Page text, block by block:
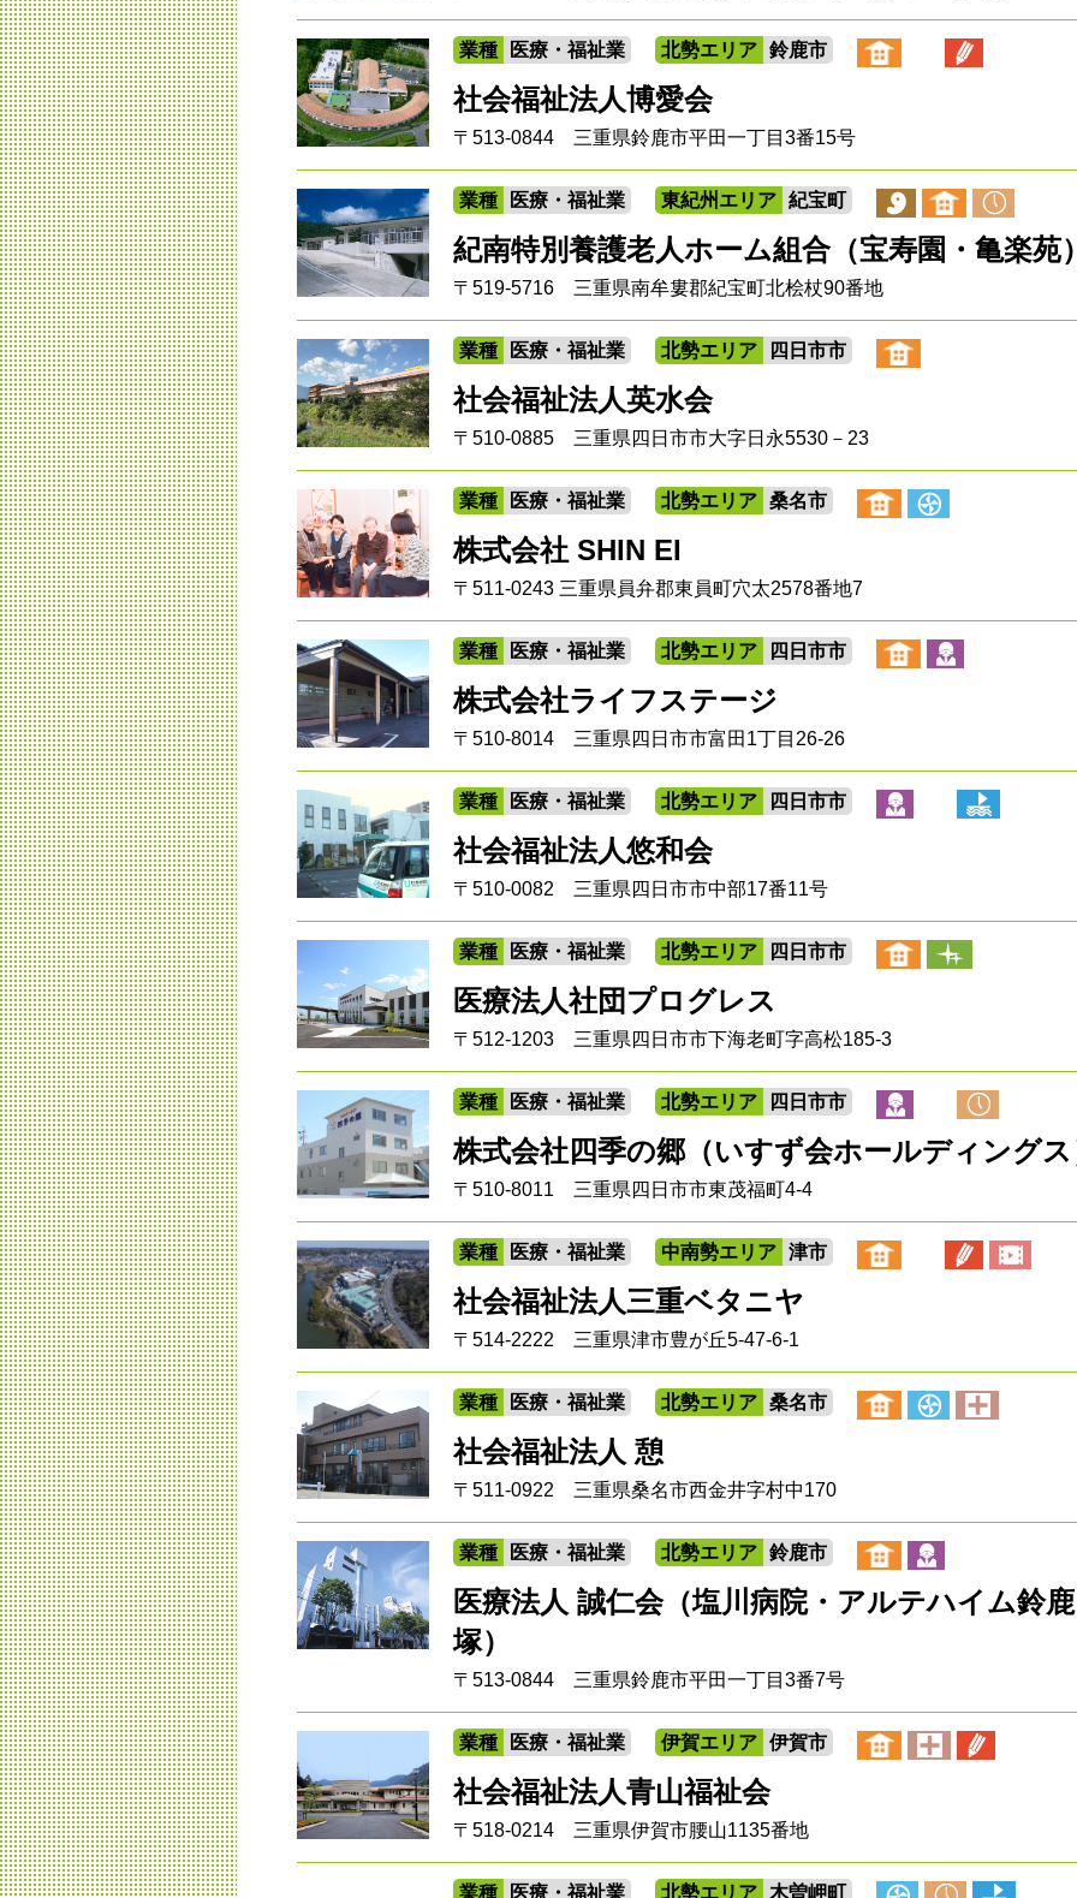
業種 医療・福祉業 北勢エリア 鈴鹿市
社会福祉法人博愛会
〒513-0844 三重県鈴鹿市平田一丁目3番15号
業種 医療・福祉業 東紀州エリア 紀宝町
紀南特別養護老人ホーム組合（宝寿園・亀楽苑
〒519-5716 三重県南牟婁郡紀宝町北桧杖90番地
業種 医療・福祉業 北勢エリア 四日市市
社会福祉法人英水会
〒510-0885 三重県四日市市大字日永5530－23
業種 医療・福祉業 北勢エリア 桑名市
株式会社 SHIN EI
〒511-0243 三重県員弁郡東員町穴太2578番地7
業種 医療・福祉業 北勢エリア 四日市市
株式会社ライフステージ
〒510-8014 三重県四日市市富田1丁目26-26
業種 医療・福祉業 北勢エリア 四日市市
社会福祉法人悠和会
〒510-0082 三重県四日市市中部17番11号
業種 医療・福祉業 北勢エリア 四日市市
医療法人社団プログレス
〒512-1203 三重県四日市市下海老町字高松185-3
業種 医療・福祉業 北勢エリア 四日市市
株式会社四季の郷（いすず会ホールディング
〒510-8011 三重県四日市市東茂福町4-4
業種 医療・福祉業 中南勢エリア 津市
社会福祉法人三重ベタニヤ
〒514-2222 三重県津市豊が丘5-47-6-1
業種 医療・福祉業 北勢エリア 桑名市
社会福祉法人 憩
〒511-0922 三重県桑名市西金井字村中170
業種 医療・福祉業 北勢エリア 鈴鹿市
医療法人 誠仁会（塩川病院・アルテハイム鈴
塚）
〒513-0844 三重県鈴鹿市平田一丁目3番7号
業種 医療・福祉業 伊賀エリア 伊賀市
社会福祉法人青山福祉会
〒518-0214 三重県伊賀市腰山1135番地
業種 医療・福祉業 北勢エリア 木曽岬町